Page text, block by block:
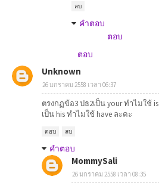
ลบ
คำตอบ
ตอบ
ตอบ
Unknown
26 มกราคม 2558 เวลา 06:37
ตรงกฏข้อ3 ปธ2เป็น your ทำไมใช้ is
เป็น his ทำไมใช้ have ละคะ
ตอบ ลบ
คำตอบ
MommySali
26 มกราคม 2558 เวลา 08:35